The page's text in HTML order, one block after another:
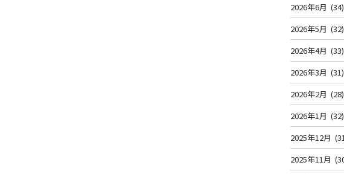
2026年6月 (34)
2026年5月 (32)
2026年4月 (33)
2026年3月 (31)
2026年2月 (28)
2026年1月 (32)
2025年12月
2025年11月